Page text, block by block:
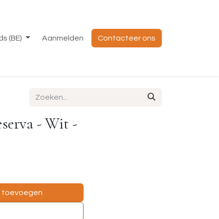
(BE) Aanmelden Contacteer ons
- Wit -
toevoegen